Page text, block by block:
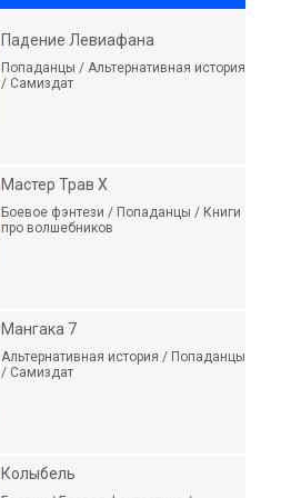
Падение Левиафана
Попаданцы / Альтернативная история
/ Самиздат
Мастер Трав X
Боевое фэнтези / Попаданцы / Книги
про волшебников
Мангака 7
Альтернативная история / Попаданцы
/ Самиздат
Колыбель